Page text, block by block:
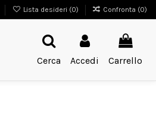
Lista desideri (0) Confronta (0)
Cerca
Accedi Carrello